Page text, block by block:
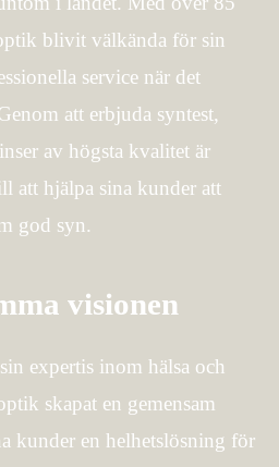
blivit välkända för sin
service när det
att erbjuda syntest,
av högsta kvalitet är
att hjälpa sina kunder att
god syn.
visionen
expertis inom hälsa och
skapat en gemensam
kunder en helhetslösning för